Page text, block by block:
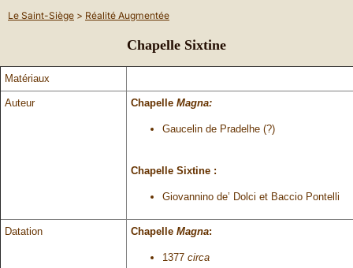
Le Saint-Siège > Réalité Augmentée
Chapelle Sixtine
Matériaux
Auteur Chapelle Magna:
Gaucelin de Pradelhe (?)
Chapelle Sixtine :
Giovannino de’ Dolci et Baccio Pontelli
Datation Chapelle Magna:
1377 circa